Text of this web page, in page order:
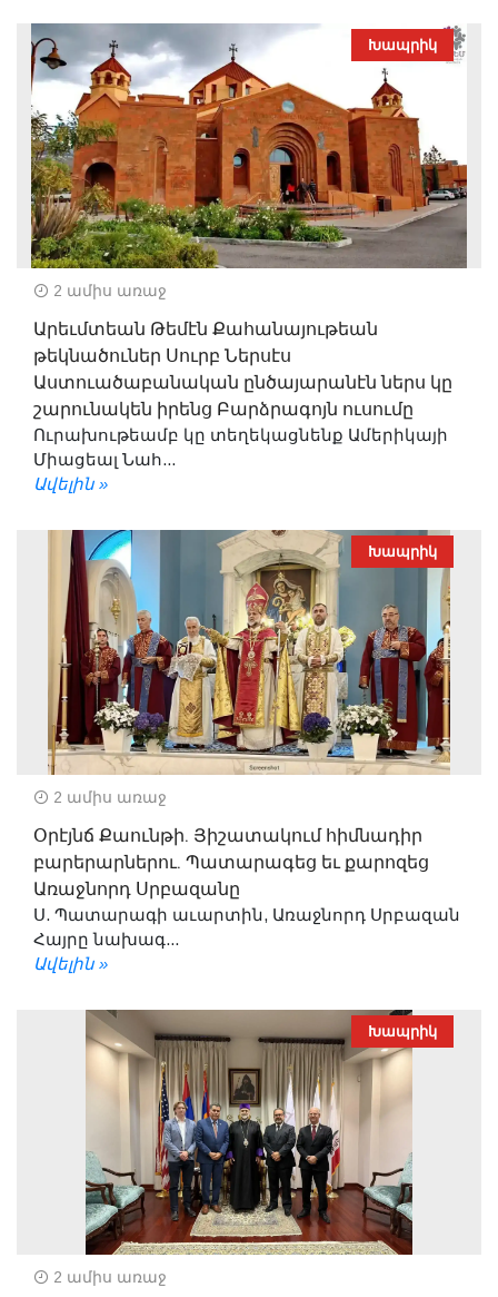
Խապրիկ
2 ամիս առաջ
Արեւմտեան Թեմէն Քահանայութեան
թեկնածուներ Սուրբ Ներսէս
Աստուածաբանական ընծայարանէն ներս կը
շարունակեն իրենց Բարձրագոյն ուսումը
Ուրախութեամբ կը տեղեկացնենք Ամերիկայի
Միացեալ Նահ...
Ավելին »
Խապրիկ
2 ամիս առաջ
Օրէյնճ Քաունթի. Յիշատակում հիմնադիր
բարերարներու. Պատարագեց եւ քարոզեց
Առաջնորդ Սրբազանը
Ս. Պատարագի աւարտին, Առաջնորդ Սրբազան
Հայրը նախագ...
Ավելին »
Խապրիկ
2 ամիս առաջ